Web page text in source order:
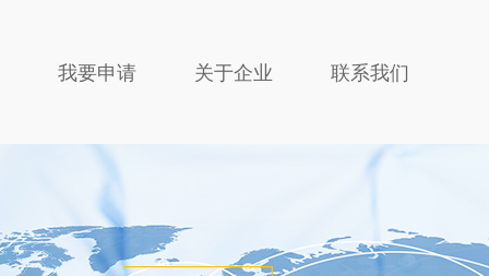
我要申请 关于企业 联系我们